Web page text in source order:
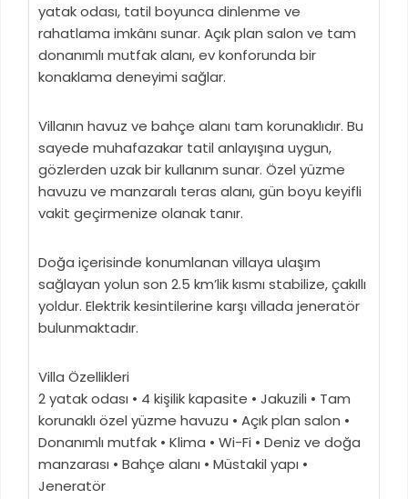
yatak odası, tatil boyunca dinlenme ve
rahatlama imkânı sunar. Açık plan salon ve tam
donanımlı mutfak alanı, ev konforunda bir
konaklama deneyimi sağlar.
Villanın havuz ve bahçe alanı tam korunaklıdır. Bu
sayede muhafazakar tatil anlayışına uygun,
gözlerden uzak bir kullanım sunar. Özel yüzme
havuzu ve manzaralı teras alanı, gün boyu keyifli
vakit geçirmenize olanak tanır.
Doğa içerisinde konumlanan villaya ulaşım
sağlayan yolun son 2.5 km’lik kısmı stabilize, çakıllı
yoldur. Elektrik kesintilerine karşı villada jeneratör
bulunmaktadır.
Villa Özellikleri
2 yatak odası • 4 kişilik kapasite • Jakuzili • Tam
korunaklı özel yüzme havuzu • Açık plan salon •
Donanımlı mutfak • Klima • Wi-Fi • Deniz ve doğa
manzarası • Bahçe alanı • Müstakil yapı •
Jeneratör